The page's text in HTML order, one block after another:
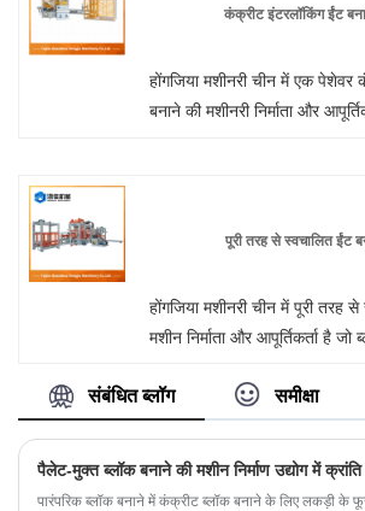
कंक्रीट इंटरलॉकिंग ईंट
होंगजिया मशीनरी चीन में एक पेशेवर
बनाने की मशीनरी निर्माता और
में दीवार पैनल मशीन निर्माता और
पूरी तरह से स्वचालित ईंट
होंगजिया मशीनरी चीन में पूरी तरह
मशीन निर्माता और आपूर्तिकर्ता है
कीमत प्रदान कर सकते हैं।
संबंधित ब्लॉग समीक्षा
पैलेट-मुक्त ब्लॉक बनाने की मशीन निर्माण उद्योग में क्रांति
पारंपरिक ब्लॉक बनाने में कंक्रीट ब्लॉक बनाने के लिए लकड़ी के